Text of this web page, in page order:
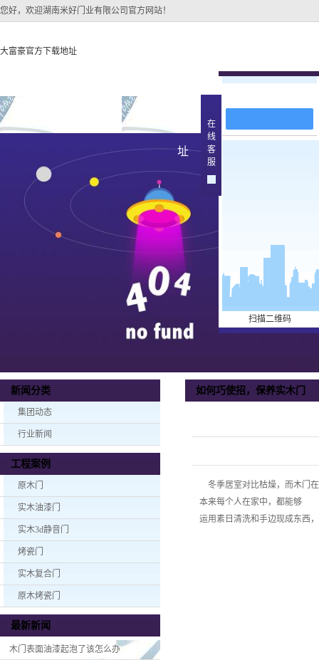
您好，欢迎湖南米好门业有限公司官方网站！
大富豪官方下载地址
关于大富豪官方下载地
址
大富豪官方下载地址的
简介
大富豪官方下载地址的
文化
组织架构
公司团队
荣誉资质
原木烤
新闻分类
集团动态
行业新闻
工程案例
原木门
实木油漆门
实木3d静音门
烤瓷门
实木复合门
原木烤瓷门
最新新闻
木门表面油漆起泡了该怎么办
如何巧使招，保养实木门
冬季居室对比枯燥，而木门
本来每个人在家中，都能够
运用素日清洗和手边现成东西
在
线
客
服
扫描二维码